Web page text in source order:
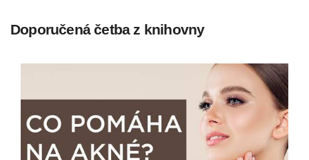
Doporučená četba z knihovny